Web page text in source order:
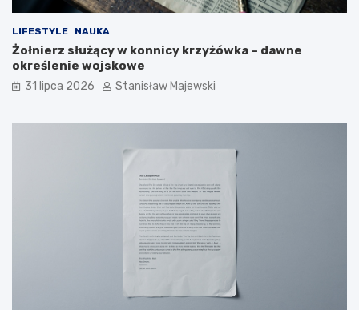
LIFESTYLE NAUKA
Żołnierz służący w konnicy krzyżówka – dawne
określenie wojskowe
31 lipca 2026 Stanisław Majewski